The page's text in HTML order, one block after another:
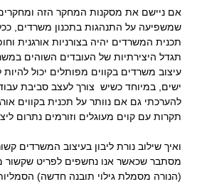
אם ניישם את מסקנות המחקר הזה ומחקרים
שמשפיעה על התנהגות בתכנון משרדים,
תכנית המשרדים יהיה בצורניות אורגנית
תגדל היצירתיות של העובדים השוהים
עיצוב משרדים בקווים מפותלים יכול
ישים, במיוחד כשיש צורך לעצב סביבת
להערכתי גם אם נוותר על תכנית בקווים
תקרות עם קוים מעוגלים וזורמים נתרום
ואיך שילוב נורת ליבון בעיצוב המשרדים
מסתבר שכאשר אנו נחשפים לפריט שקשור
(הנורה מסמלת גילוי תובנה חדשה)